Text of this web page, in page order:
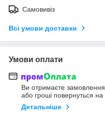
Самовивіз
Всі умови доставки
Умови оплати
Ви отримаєте замовлення
або гроші повернуться на
Детальніше